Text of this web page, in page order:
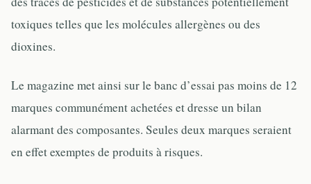
toxiques telles que les molécules allergènes ou des
dioxines.
Le magazine met ainsi sur le banc d’essai pas moins de 12
marques communément achetées et dresse un bilan
alarmant des composantes. Seules deux marques seraient
en effet exemptes de produits à risques.